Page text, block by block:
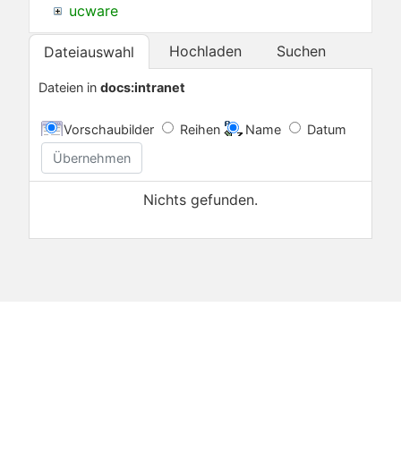
ucware
Dateiauswahl Hochladen Suchen
Dateien in docs:intranet
Vorschaubilder Reihen Name
Datum
Übernehmen
Nichts gefunden.